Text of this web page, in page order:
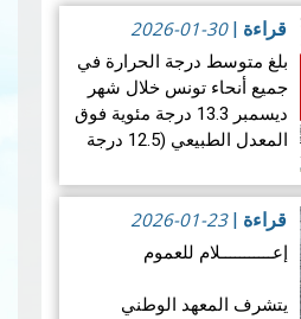
قراءة |
2026-01-30
بلغ متوسط ​​درجة الحرارة في
جميع أنحاء تونس خلال شهر
ديسمبر 13.3 درجة مئوية فوق
المعدل الطبيعي (12.5 درجة
كان أكثر دفئًا نسبيًا من
المتوسط. ويكشف تحليل…
قراءة المزيد
قراءة |
2026-01-23
إعـــــــــــلام للعموم
يتشرف المعهد الوطني